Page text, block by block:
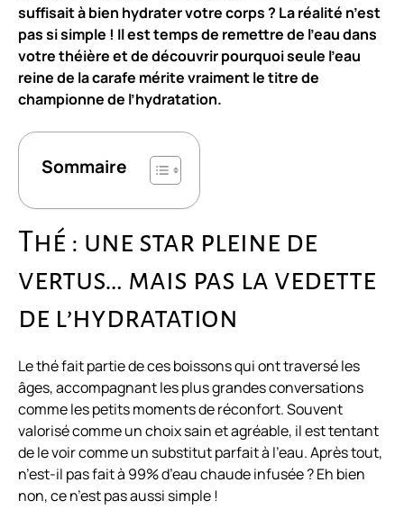
suffisait à bien hydrater votre corps ? La réalité n’est
pas si simple ! Il est temps de remettre de l’eau dans
votre théière et de découvrir pourquoi seule l’eau
reine de la carafe mérite vraiment le titre de
championne de l’hydratation.
Sommaire
Thé : une star pleine de
vertus… mais pas la vedette
de l’hydratation
Le thé fait partie de ces boissons qui ont traversé les
âges, accompagnant les plus grandes conversations
comme les petits moments de réconfort. Souvent
valorisé comme un choix sain et agréable, il est tentant
de le voir comme un substitut parfait à l’eau. Après tout,
n’est-il pas fait à 99% d’eau chaude infusée ? Eh bien
non, ce n’est pas aussi simple !